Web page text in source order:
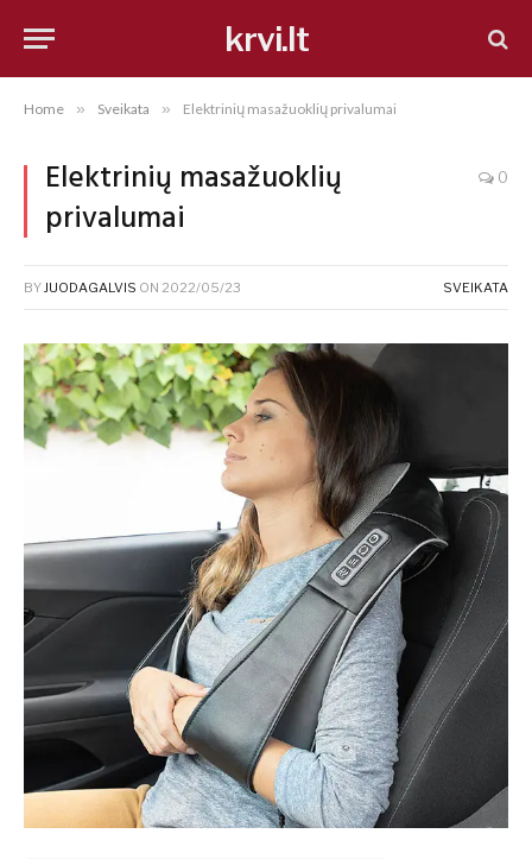
krvi.lt
Home » Sveikata » Elektrinių masažuoklių privalumai
Elektrinių masažuoklių
privalumai
0
BYJUODAGALVIS ON 2022/05/23 SVEIKATA